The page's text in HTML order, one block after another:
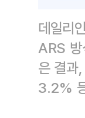
데일리
ARS 방
은 결
3.2%